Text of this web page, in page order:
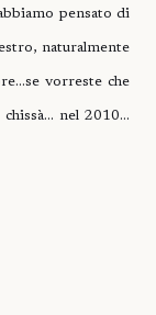
pensato di
naturalmente
vorreste che
chissà… nel 2010…